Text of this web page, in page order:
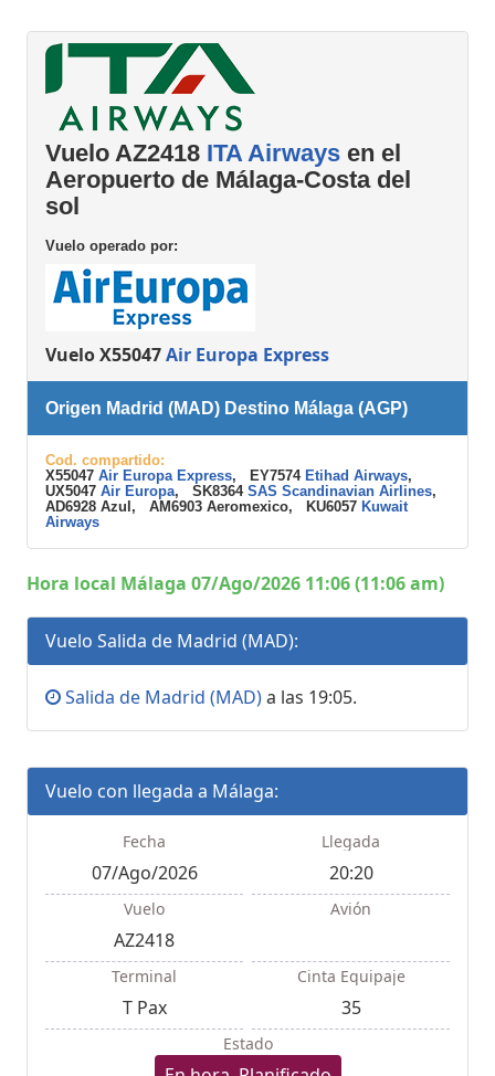
Vuelo AZ2418 ITA Airways en el
Aeropuerto de Málaga-Costa del
sol
Vuelo operado por:
Vuelo X55047Air Europa Express
Origen Madrid (MAD) Destino Málaga (AGP)
Cod. compartido:
X55047 Air Europa Express, EY7574 Etihad Airways,
UX5047 Air Europa, SK8364 SAS Scandinavian Airlines,
AD6928 Azul, AM6903 Aeromexico, KU6057 Kuwait
Airways
Hora local Málaga 07/Ago/2026 11:06 (11:06 am)
Vuelo Salida de Madrid (MAD):
Salida de Madrid (MAD)a las 19:05.
Vuelo con llegada a Málaga:
Fecha
07/Ago/2026
Llegada
20:20
Vuelo
AZ2418
Avión
Terminal
T Pax
Cinta Equipaje
35
Estado